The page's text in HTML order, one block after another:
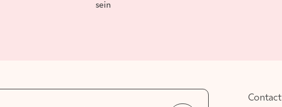
sein
Contact